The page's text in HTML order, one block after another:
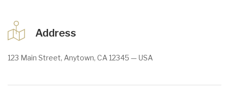
Address
123 Main Street, Anytown, CA 12345 — USA